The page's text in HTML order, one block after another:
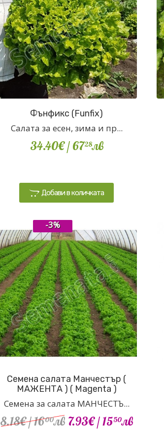
Фънфикс (Funfix)
Салата за есен, зима и пр...
34.40€/ 6728лв
Добави в количката
Семена салата Манчестър (
МАЖЕНТА ) ( Magenta )
Семена за салата МАНЧЕСТЪ...
8.18€/ 1600лв 7.93€/ 1550лв
-3%